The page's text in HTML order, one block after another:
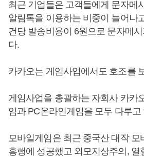
최근 기업들은 고객들에게 문자메
알림톡을 이용하는 비중이 늘어나
건당 발송비용이 6원으로 문자메
다.
카카오는 게임사업에서도 호조를
게임사업을 총괄하는 자회사 카카
임과 PC온라인게임을 모두 다루고
모바일게임은 최근 중국산 대작 모
흥행에 성공했고 외모지상주의, 열